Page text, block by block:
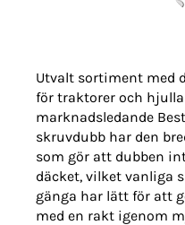
Utvalt sortiment med
för traktorer och
marknadsledande
skruvdubb har den
som gör att dubben
däcket, vilket vanliga
gänga har lätt för att
med en rakt igenom